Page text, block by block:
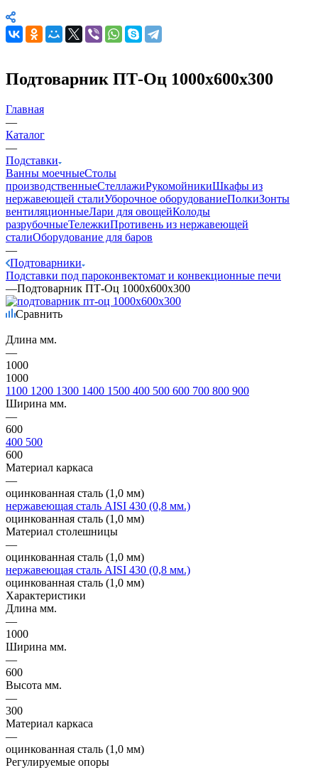
Подтоварник ПТ-Оц 1000х600х300
Главная
—
Каталог
—
Подставки
Ванны моечныеСтолы
производственныеСтеллажиРукомойникиШкафы из
нержавеющей сталиУборочное оборудованиеПолкиЗонты
вентиляционныеЛари для овощейКолоды
разрубочныеТележкиПротивень из нержавеющей
сталиОборудование для баров
—
Подтоварники
Подставки под пароконвектомат и конвекционные печи
—Подтоварник ПТ-Оц 1000х600х300
Сравнить
Длина мм.
—
1000
1000
1100 1200 1300 1400 1500 400 500 600 700 800 900
Ширина мм.
—
600
400 500
600
Материал каркаса
—
оцинкованная сталь (1,0 мм)
нержавеющая сталь AISI 430 (0,8 мм.)
оцинкованная сталь (1,0 мм)
Материал столешницы
—
оцинкованная сталь (1,0 мм)
нержавеющая сталь AISI 430 (0,8 мм.)
оцинкованная сталь (1,0 мм)
Характеристики
Длина мм.
—
1000
Ширина мм.
—
600
Высота мм.
—
300
Материал каркаса
—
оцинкованная сталь (1,0 мм)
Регулируемые опоры